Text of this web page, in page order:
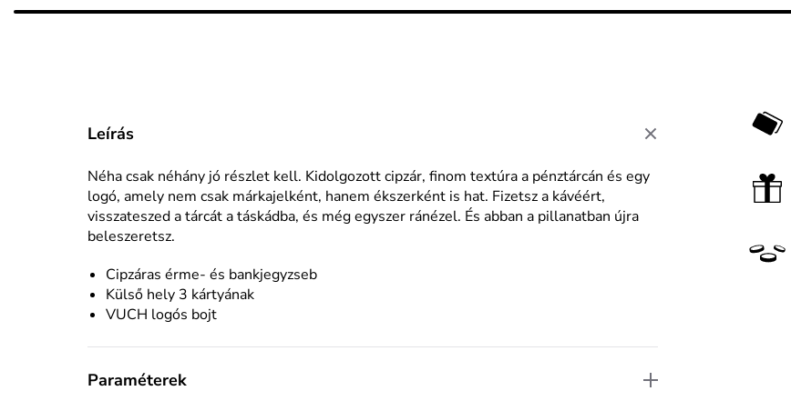
Leírás
Néha csak néhány jó részlet kell. Kidolgozott cipzár, finom textúra a pénztárcán és egy
logó, amely nem csak márkajelként, hanem ékszerként is hat. Fizetsz a kávéért,
visszateszed a tárcát a táskádba, és még egyszer ránézel. És abban a pillanatban újra
beleszeretsz.
Cipzáras érme- és bankjegyzseb
Külső hely 3 kártyának
VUCH logós bojt
Paraméterek